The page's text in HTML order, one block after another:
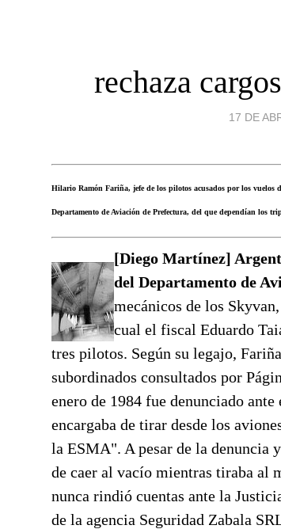
rechaza
17 DE
Hilario Ramón Fariña, jefe de los pilotos acusados por los vuelos
Departamento de Aviación de Prefectura, del que dependían los
[Diego Martínez]
del Departamento de
mecánicos de los
cual el fiscal Eduardo
tres pilotos. Según su legajo,
subordinados consultados por
enero de 1984 fue denunciado
encargaba de tirar desde los
la ESMA". A pesar de la denuncia
de caer al vacío mientras tiraba al
nunca rindió cuentas ante la
de la agencia Seguridad Zabala